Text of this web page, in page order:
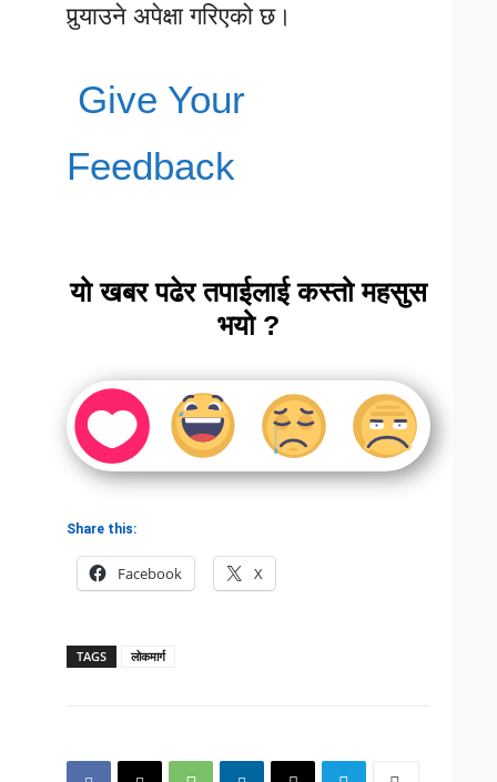
पुर्‍याउने अपेक्षा गरिएको छ।
Give Your
Feedback
यो खबर पढेर तपाईलाई कस्तो महसुस
भयो ?
Share this:
Facebook X
TAGS लोकमार्ग